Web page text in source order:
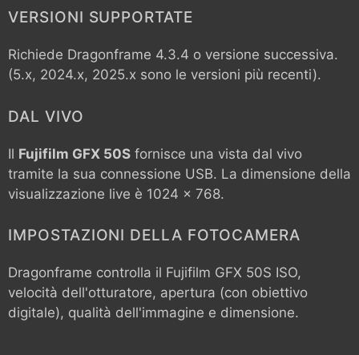
VERSIONI SUPPORTATE
Richiede Dragonframe 4.3.4 o versione successiva.
(5.x, 2024.x, 2025.x sono le versioni più recenti).
DAL VIVO
Il Fujifilm GFX 50S fornisce una vista dal vivo
tramite la sua connessione USB. La dimensione della
visualizzazione live è 1024 x 768.
IMPOSTAZIONI DELLA FOTOCAMERA
Dragonframe controlla il Fujifilm GFX 50S ISO,
velocità dell'otturatore, apertura (con obiettivo
digitale), qualità dell'immagine e dimensione.